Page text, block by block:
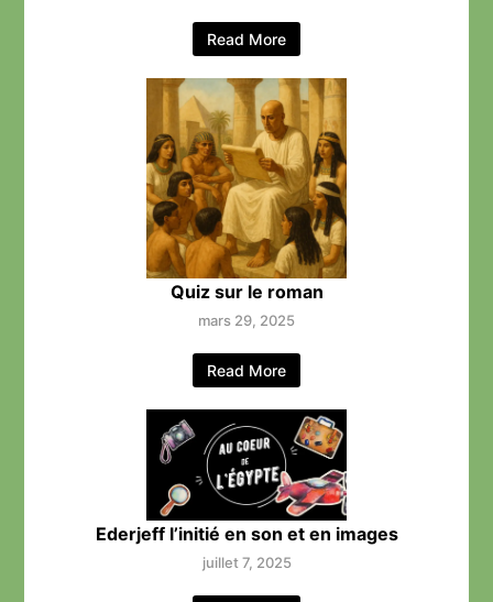
Read More
Quiz sur le roman
mars 29, 2025
Read More
Ederjeff l’initié en son et en images
juillet 7, 2025